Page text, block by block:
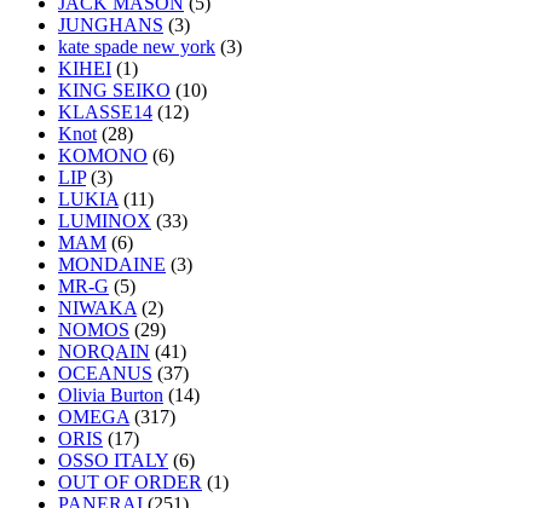
JUNGHANS (3)
kate spade new york (3)
KIHEI (1)
KING SEIKO (10)
KLASSE14 (12)
Knot (28)
KOMONO (6)
LIP(3)
LUKIA (11)
LUMINOX (33)
MAM (6)
MONDAINE (3)
MR-G (5)
NIWAKA (2)
NOMOS (29)
NORQAIN (41)
OCEANUS (37)
Olivia Burton (14)
OMEGA (317)
ORIS (17)
OSSO ITALY (6)
OUT OF ORDER (1)